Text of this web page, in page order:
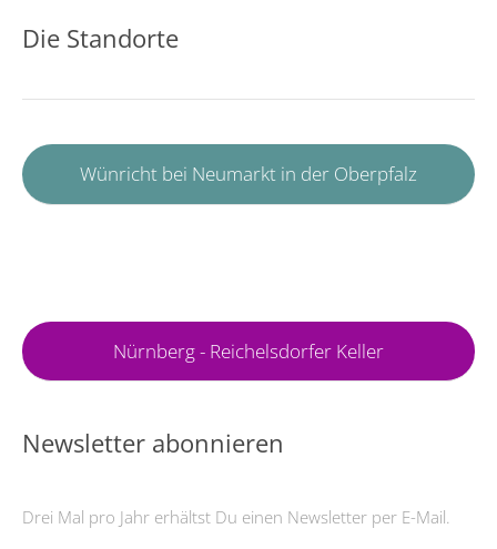
Die Standorte
Wünricht bei Neumarkt in der Oberpfalz
Nürnberg - Reichelsdorfer Keller
Newsletter abonnieren
Drei Mal pro Jahr erhältst Du einen Newsletter per E-Mail.